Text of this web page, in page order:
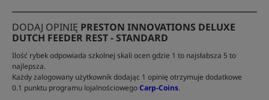
DODAJ OPINIĘ PRESTON INNOVATIONS DELUXE
DUTCH FEEDER REST - STANDARD
Ilość rybek odpowiada szkolnej skali ocen gdzie 1 to najsłabsza 5 to
najlepsza.
Każdy zalogowany użytkownik dodając 1 opinię otrzymuje dodatkowe
0.1 punktu programu lojalnościowegoCarp-Coins.